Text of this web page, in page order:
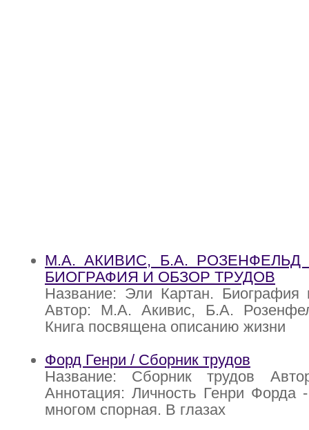
М.А. АКИВИС, Б.А. РОЗЕНФЕЛЬД
БИОГРАФИЯ И ОБЗОР ТРУДОВ
Название: Эли Картан. Биография
Автор: М.А. Акивис, Б.А.
Книга посвящена описанию жизни
Форд Генри / Сборник трудов
Название: Сборник трудов
Аннотация: Личность Генри Форда
многом спорная. В глазах